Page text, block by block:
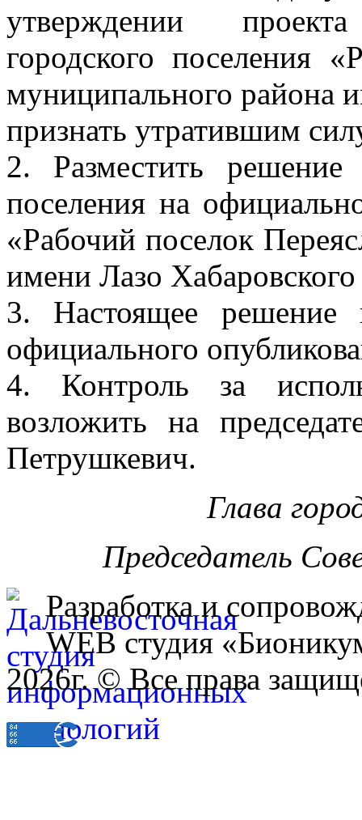
утверждении
городского поселения
муниципального района
признать утратившим
2. Разместить решение
поселения на
«Рабочий поселок
имени Лазо Хабаровского
3. Настоящее решение
официального
4. Контроль за
возложить на
Петрушкевич.
Глава
Председатель
Разработка и
WEB студия
2026г. © Все права